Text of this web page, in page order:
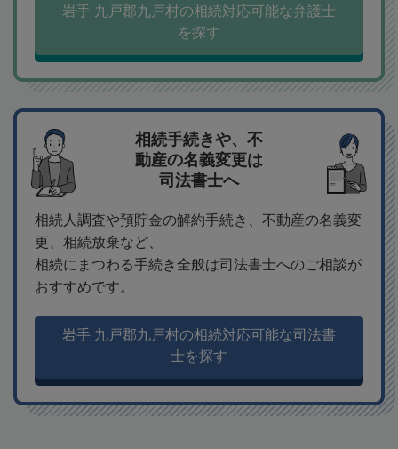
岩手 九戸郡九戸村の相続対応可能な弁護士
を探す
相続手続きや、不
動産の名義変更は
司法書士へ
相続人調査や預貯金の解約手続き、不動産の名義変
更、相続放棄など、
相続にまつわる手続き全般は司法書士へのご相談が
おすすめです。
岩手 九戸郡九戸村の相続対応可能な司法書
士を探す